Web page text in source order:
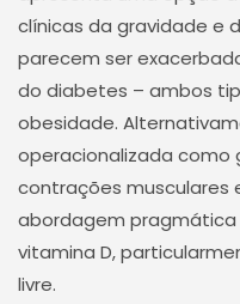
clínicas da gravidade e
parecem ser
do diabetes – ambos
obesidade.
operacionalizada
contrações musculares
abordagem
vitamina D,
livre.